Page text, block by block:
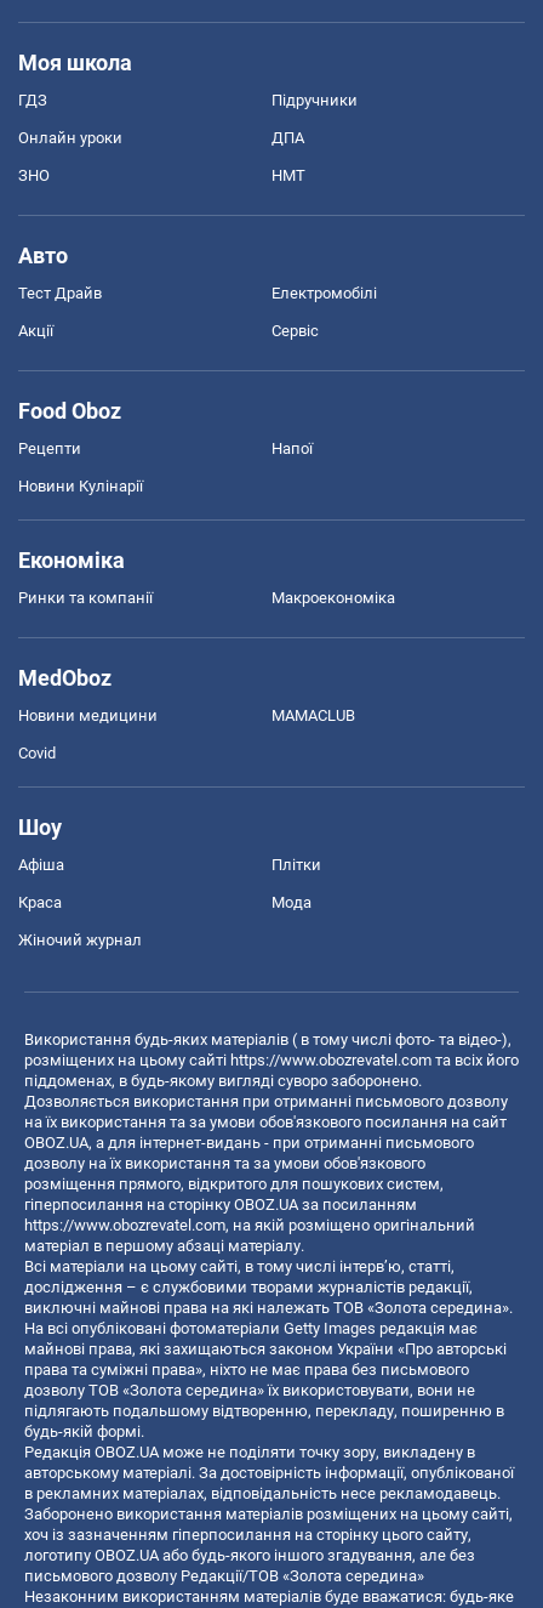
Моя школа
ГДЗ Підручники
Онлайн уроки ДПА
ЗНО НМТ
Авто
Тест Драйв Електромобілі
Акції Сервіс
Food Oboz
Рецепти Напої
Новини Кулінарії
Економіка
Ринки та компанії Макроекономіка
MedOboz
Новини медицини MAMACLUB
Covid
Шоу
Афіша Плітки
Краса Мода
Жіночий журнал
Використання будь-яких матеріалів ( в тому числі фото- та відео-),
розміщених на цьому сайті https://www.obozrevatel.com та всіх його
піддоменах, в будь-якому вигляді суворо заборонено.
Дозволяється використання при отриманні письмового дозволу
на їх використання та за умови обов'язкового посилання на сайт
OBOZ.UA, а для інтернет-видань - при отриманні письмового
дозволу на їх використання та за умови обов'язкового
розміщення прямого, відкритого для пошукових систем,
гіперпосилання на сторінку OBOZ.UA за посиланням
https://www.obozrevatel.com, на якій розміщено оригінальний
матеріал в першому абзаці матеріалу.
Всі матеріали на цьому сайті, в тому числі інтерв’ю, статті,
дослідження – є службовими творами журналістів редакції,
виключні майнові права на які належать ТОВ «Золота середина».
На всі опубліковані фотоматеріали Getty Images редакція має
майнові права, які захищаються законом України «Про авторські
права та суміжні права», ніхто не має права без письмового
дозволу ТОВ «Золота середина» їх використовувати, вони не
підлягають подальшому відтворенню, перекладу, поширенню в
будь-якій формі.
Редакція OBOZ.UA може не поділяти точку зору, викладену в
авторському матеріалі. За достовірність інформації, опублікованої
в рекламних матеріалах, відповідальність несе рекламодавець.
Заборонено використання матеріалів розміщених на цьому сайті,
хоч із зазначенням гіперпосилання на сторінку цього сайту,
логотипу OBOZ.UA або будь-якого іншого згадування, але без
письмового дозволу Редакції/ТОВ «Золота середина»
Незаконним використанням матеріалів буде вважатися: будь-яке